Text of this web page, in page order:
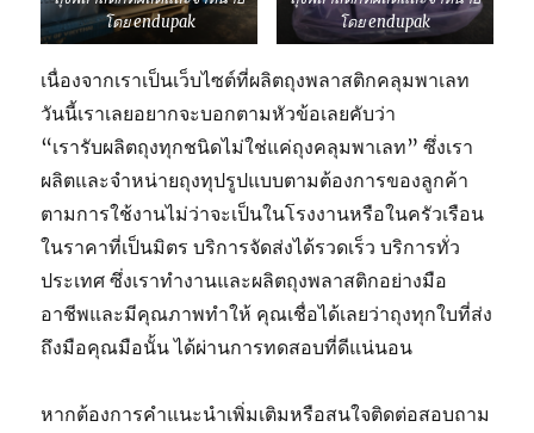
โดย endupak
โดย endupak
เนื่องจากเราเป็นเว็บไซต์ที่ผลิตถุงพลาสติกคลุมพาเลท
วันนี้เราเลยอยากจะบอกตามหัวข้อเลยคับว่า
“เรารับผลิตถุงทุกชนิดไม่ใช่แค่ถุงคลุมพาเลท” ซึ่งเรา
ผลิตและจำหน่ายถุงทุปรูปแบบตามต้องการของลูกค้า
ตามการใช้งานไม่ว่าจะเป็นในโรงงานหรือในครัวเรือน
ในราคาที่เป็นมิตร บริการจัดส่งได้รวดเร็ว บริการทั่ว
ประเทศ ซึ่งเราทำงานและผลิตถุงพลาสติกอย่างมือ
อาชีพและมีคุณภาพทำให้ คุณเชื่อได้เลยว่าถุงทุกใบที่ส่ง
ถึงมือคุณมือนั้น ได้ผ่านการทดสอบที่ดีแน่นอน
หากต้องการคำแนะนำเพิ่มเติมหรือสนใจติดต่อสอบถาม